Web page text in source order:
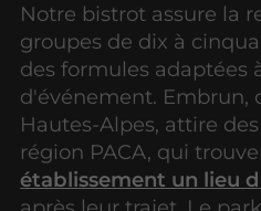
Notre bistrot assure la
groupes de dix à
des formules adaptées
d'événement. Embrun,
Hautes-Alpes, attire
région PACA, qui
établissement un lieu